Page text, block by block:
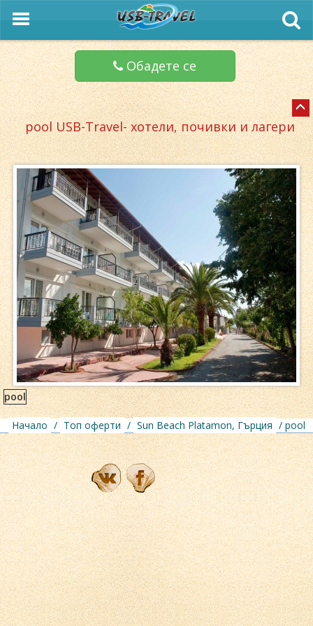
Обадете се
pool USB-Travel- хотели, почивки и лагери
pool
Начало / Топ оферти / Sun Beach Platamon, Гърция / pool